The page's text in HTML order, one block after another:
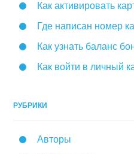
Как активировать
Где написан номер
Как узнать баланс
Как войти в личный
РУБРИКИ
Авторы